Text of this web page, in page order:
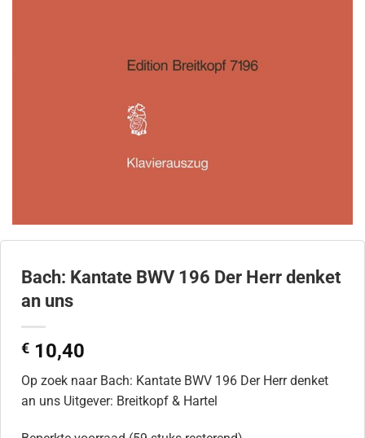
Bach: Kantate BWV 196 Der Herr denket
an uns
€ 10,40
Op zoek naar Bach: Kantate BWV 196 Der Herr denket
an uns Uitgever: Breitkopf & Hartel